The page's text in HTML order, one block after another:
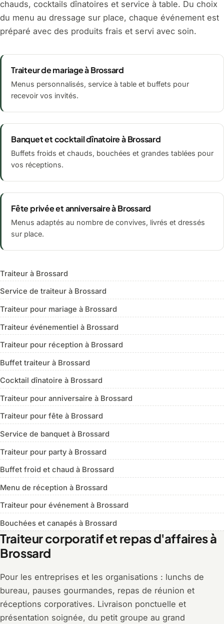
chauds, cocktails dînatoires et service à table. Du choix
du menu au dressage sur place, chaque événement est
préparé avec des produits frais et servi avec soin.
Traiteur de mariage à Brossard
Menus personnalisés, service à table et buffets pour
recevoir vos invités.
Banquet et cocktail dînatoire à Brossard
Buffets froids et chauds, bouchées et grandes tablées pour
vos réceptions.
Fête privée et anniversaire à Brossard
Menus adaptés au nombre de convives, livrés et dressés
sur place.
Traiteur à Brossard
Service de traiteur à Brossard
Traiteur pour mariage à Brossard
Traiteur événementiel à Brossard
Traiteur pour réception à Brossard
Buffet traiteur à Brossard
Cocktail dînatoire à Brossard
Traiteur pour anniversaire à Brossard
Traiteur pour fête à Brossard
Service de banquet à Brossard
Traiteur pour party à Brossard
Buffet froid et chaud à Brossard
Menu de réception à Brossard
Traiteur pour événement à Brossard
Bouchées et canapés à Brossard
Traiteur corporatif et repas d'affaires à
Brossard
Pour les entreprises et les organisations : lunchs de
bureau, pauses gourmandes, repas de réunion et
réceptions corporatives. Livraison ponctuelle et
présentation soignée, du petit groupe au grand